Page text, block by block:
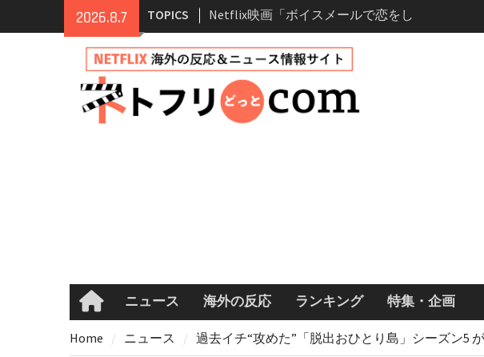
2026.8.7 TOPICS
Netflix映画「ボイスメールで恋をし
て」キャスト・登場人物・あらすじ
まとめ｜ゾーイ・ドゥイッチ主演ロ
マコメ
Netflix「ハウス・オブ・ギネス」シ
ーズン2が更新決定！2027年撮影開始
情報
Homeニュース 海外の反応 ランキング 特集・企画
Home ニュース 過去イチ“攻めた”「脱出おひとり島」シーズン5